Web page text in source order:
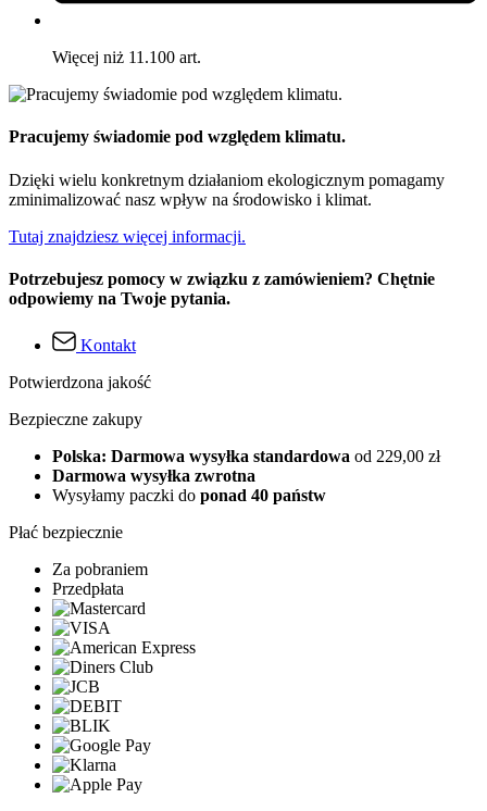
Więcej niż 11.100 art.
Pracujemy świadomie pod względem klimatu.
Dzięki wielu konkretnym działaniom ekologicznym pomagamy
zminimalizować nasz wpływ na środowisko i klimat.
Tutaj znajdziesz więcej informacji.
Potrzebujesz pomocy w związku z zamówieniem? Chętnie
odpowiemy na Twoje pytania.
Kontakt
Potwierdzona jakość
Bezpieczne zakupy
Polska: Darmowa wysyłka standardowa od 229,00 zł
Darmowa wysyłka zwrotna
Wysyłamy paczki do ponad 40 państw
Płać bezpiecznie
Za pobraniem
Przedpłata